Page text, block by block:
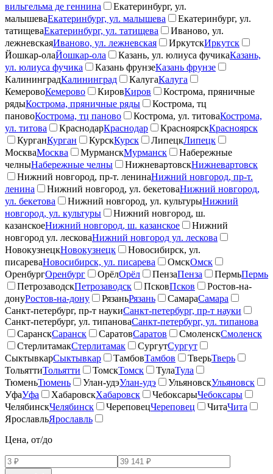
вильгельма де геннина
Екатеринбург, ул.
малышеваЕкатеринбург, ул. малышева
Екатеринбург, ул.
татищеваЕкатеринбург, ул. татищева
Иваново, ул.
лежневскаяИваново, ул. лежневская ИркутскИркутск
Йошкар-олаЙошкар-ола Казань, ул. юлиуса фучикаКазань,
ул. юлиуса фучика
Казань фрунзеКазань фрунзе
КалининградКалининград КалугаКалуга
КемеровоКемерово КировКиров
Кострома, пряничные
рядыКострома, пряничные ряды
Кострома, тц
пановоКострома, тц паново Кострома, ул. титоваКострома,
ул. титова
КраснодарКраснодар КрасноярскКрасноярск
КурганКурган КурскКурск ЛипецкЛипецк
МоскваМосква МурманскМурманск
Набережные
челныНабережные челны НижневартовскНижневартовск
Нижний новгород, пр-т. ленинаНижний новгород, пр-т.
ленина
Нижний новгород, ул. бекетоваНижний новгород,
ул. бекетова
Нижний новгород, ул. культурыНижний
новгород, ул. культуры
Нижний новгород, ш.
казанскоеНижний новгород, ш. казанское
Нижний
новгород ул. лесковаНижний новгород ул. лескова
НовокузнецкНовокузнецк
Новосибирск, ул.
писареваНовосибирск, ул. писарева ОмскОмск
ОренбургОренбург ОрёлОрёл ПензаПенза ПермьПермь
ПетрозаводскПетрозаводск ПсковПсков
Ростов-на-
донуРостов-на-дону РязаньРязань СамараСамара
Санкт-петербург, пр-т наукиСанкт-петербург, пр-т науки
Санкт-петербург, ул. типановаСанкт-петербург, ул. типанова
СаранскСаранск СаратовСаратов СмоленскСмоленск
СтерлитамакСтерлитамак СургутСургут
СыктывкарСыктывкар ТамбовТамбов ТверьТверь
ТольяттиТольятти ТомскТомск ТулаТула
ТюменьТюмень Улан-удэУлан-удэ УльяновскУльяновск
УфаУфа ХабаровскХабаровск ЧебоксарыЧебоксары
ЧелябинскЧелябинск ЧереповецЧереповец ЧитаЧита
ЯрославльЯрославль
Цена, от/до